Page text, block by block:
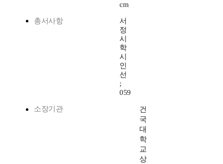
cm
총서사항
서
정
시
학
시
인
선
;
059
소장기관
건
국
대
학
교
상